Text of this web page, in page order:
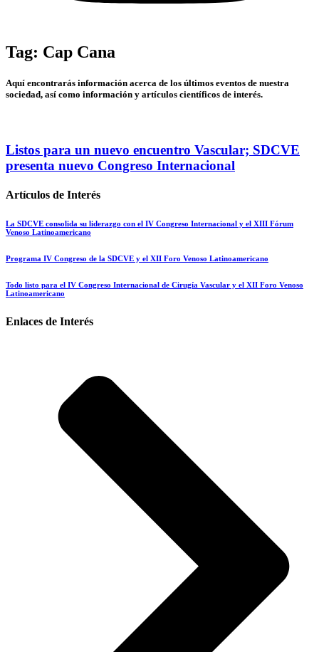
Tag: Cap Cana
Aquí encontrarás información acerca de los últimos eventos de nuestra
sociedad, así como información y artículos científicos de interés.
Listos para un nuevo encuentro Vascular; SDCVE
presenta nuevo Congreso Internacional
Artículos de Interés
La SDCVE consolida su liderazgo con el IV Congreso Internacional y el XIII Fórum
Venoso Latinoamericano
Programa IV Congreso de la SDCVE y el XII Foro Venoso Latinoamericano
Todo listo para el IV Congreso Internacional de Cirugía Vascular y el XII Foro Venoso
Latinoamericano
Enlaces de Interés